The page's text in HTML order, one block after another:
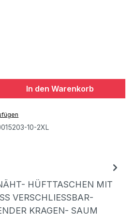
In den Warenkorb
10-2XL
HÜFTTASCHEN MIT
VERSCHLIESSBAR- HO
KRAGEN- SAUM VER